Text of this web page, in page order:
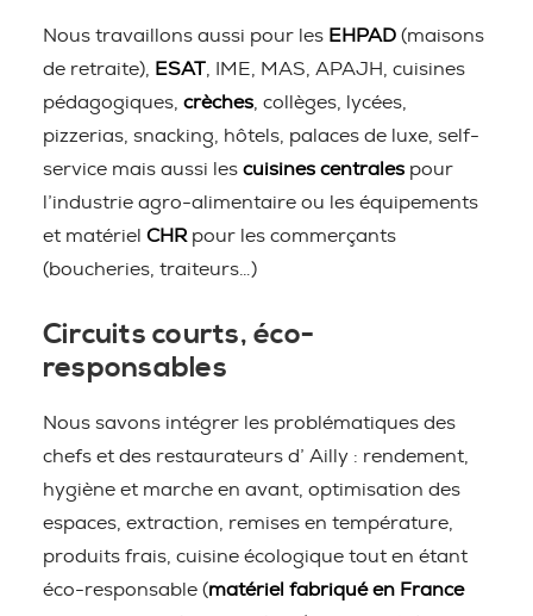
Nous travaillons aussi pour les EHPAD (maisons
de retraite),
ESAT , IME, MAS, APAJH, cuisines
pédagogiques, crèches , collèges, lycées,
pizzerias, snacking, hôtels, palaces de luxe, self-
service mais aussi les cuisines centrales pour
l’industrie agro-alimentaire ou les équipements
et matériel CHR pour les commerçants
(boucheries, traiteurs…)
Circuits courts, éco-
responsables
Nous savons intégrer les problématiques des
chefs et des restaurateurs d’ Ailly : rendement,
hygiène et marche en avant, optimisation des
espaces, extraction, remises en température,
produits frais, cuisine écologique tout en étant
éco-responsable (matériel fabriqué en France